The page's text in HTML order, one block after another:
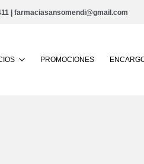
| farmaciasansomendi@gmail.com
PROMOCIONES